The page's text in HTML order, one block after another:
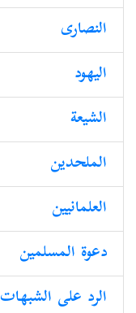
النصارى
الیھود
الشيعة
الملحدین
العلمانیین
دعوة المسلمين
الرد على الشبهات